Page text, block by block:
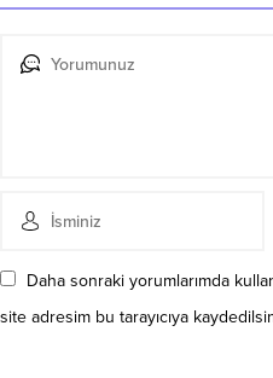
Daha sonraki yorumlarımda
site adresim bu tarayıcıya